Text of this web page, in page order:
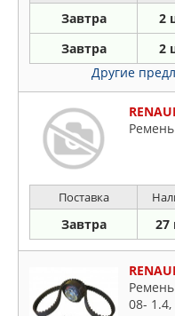
Завтра 2
Завтра 2
Другие
Поставка
Завтра 27
08- 1.4,